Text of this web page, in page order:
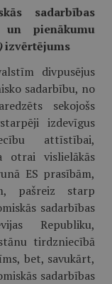
sadarbības
pienākumu
izvērtējums
divpusējus
sadarbību, no
sekojošs
izdevīgus
attīstībai,
otrai vislielākās
ES prasībām,
pašreiz starp
sadarbības
Republiku,
tirdzniecībā
bet, savukārt,
sadarbības